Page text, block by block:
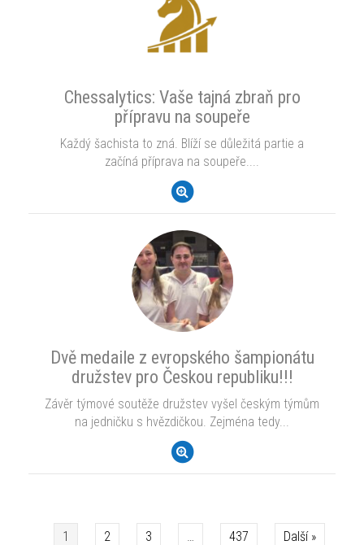
Chessalytics: Vaše tajná zbraň pro
přípravu na soupeře
Každý šachista to zná. Blíží se důležitá partie a
začíná příprava na soupeře....
Dvě medaile z evropského šampionátu
družstev pro Českou republiku!!!
Závěr týmové soutěže družstev vyšel českým týmům
na jedničku s hvězdičkou. Zejména tedy...
1 2 3 … 437 Další »